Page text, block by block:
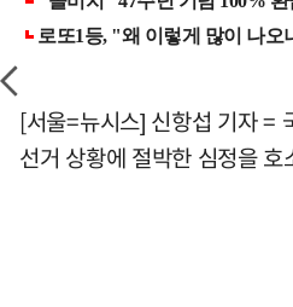
[서울=뉴시스] 신항섭 기자 =
선거 상황에 절박한 심정을